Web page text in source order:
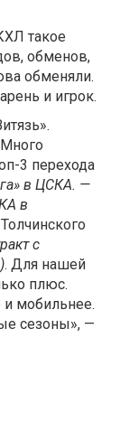
такое
обменов,
обменяли.
и игрок.
3 перехода
в ЦСКА. —
в
с
. Для нашей
плюс.
и мобильнее.
сезоны», —